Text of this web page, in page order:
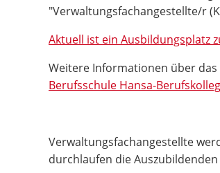
"Verwaltungsfachangestellte/r
Aktuell ist ein Ausbildungsplatz
Weitere Informationen über
Berufsschule Hansa-
Verwaltungsfachangestellte
durchlaufen die